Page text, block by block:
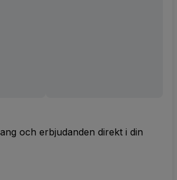
och erbjudanden direkt i din